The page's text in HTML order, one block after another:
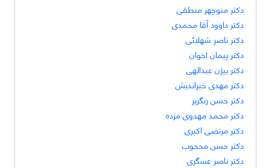
دکتر منوچهر منطقی
دکتر داوود آقا محمدی
دکتر ناصر شهلائی
دکتر پیمان اخوان
دکتر بیژن عبدالهی
دکتر مهدی خیراندیش
دکتر حسن رنگریز
دکتر محمد مهدوی مزده
دکتر مرتضی اکبری
دکتر حسن محجوب
دکتر ناصر عسگری